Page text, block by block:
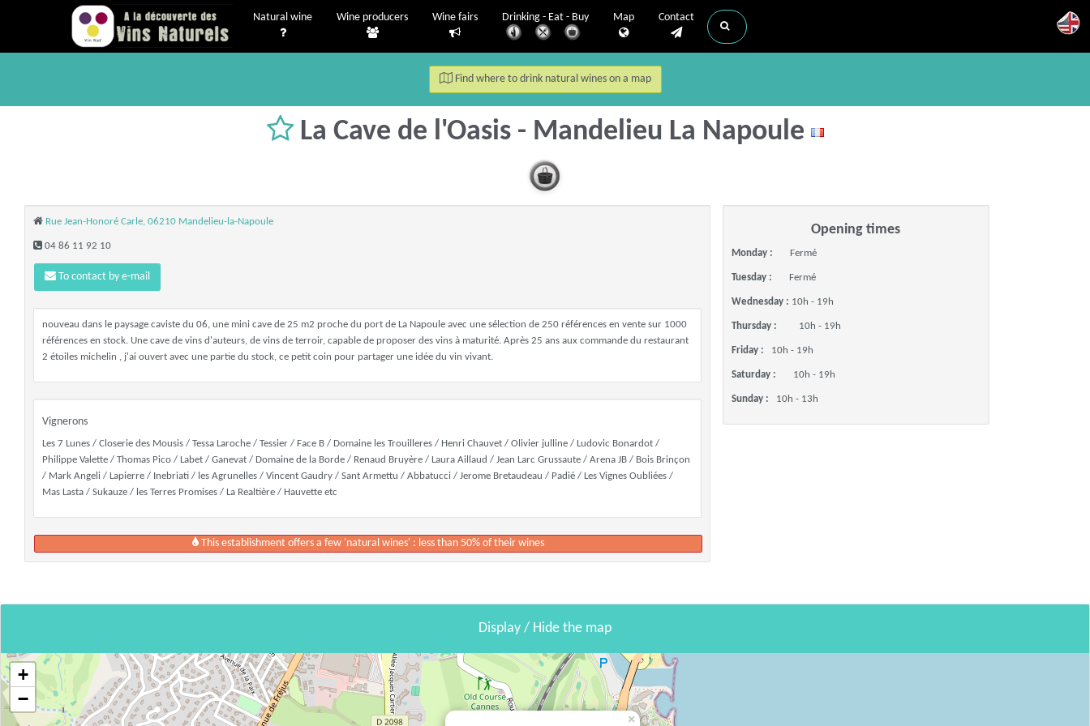
Natural wine Wine producers Wine fairs Drinking - Eat - Buy Map Contact
Find where to drink natural wines on a map
La Cave de l'Oasis - Mandelieu La Napoule
Rue Jean-Honoré Carle, 06210 Mandelieu-la-Napoule
04 86 11 92 10
To contact by e-mail
nouveau dans le paysage caviste du 06, une mini cave de 25 m2 proche du port de La Napoule avec une sélection de 250 références en vente sur 1000
références en stock. Une cave de vins d'auteurs, de vins de terroir, capable de proposer des vins à maturité. Après 25 ans aux commande du restaurant
2 étoiles michelin , j'ai ouvert avec une partie du stock, ce petit coin pour partager une idée du vin vivant.
Vignerons
Les 7 Lunes / Closerie des Mousis / Tessa Laroche / Tessier / Face B / Domaine les Trouilleres / Henri Chauvet / Olivier julline / Ludovic Bonardot /
Philippe Valette / Thomas Pico / Labet / Ganevat / Domaine de la Borde / Renaud Bruyère / Laura Aillaud / Jean Larc Grussaute / Arena JB / Bois Brinçon
/ Mark Angeli / Lapierre / Inebriati / les Agrunelles / Vincent Gaudry / Sant Armettu / Abbatucci / Jerome Bretaudeau / Padié / Les Vignes Oubliées /
Mas Lasta / Sukauze / les Terres Promises / La Realtière / Hauvette etc
This establishment offers a few 'natural wines' : less than 50% of their wines
Opening times
Monday : Fermé
Tuesday : Fermé
Wednesday : 10h - 19h
Thursday : 10h - 19h
Friday : 10h - 19h
Saturday : 10h - 19h
Sunday : 10h - 13h
Display / Hide the map
×
+
−